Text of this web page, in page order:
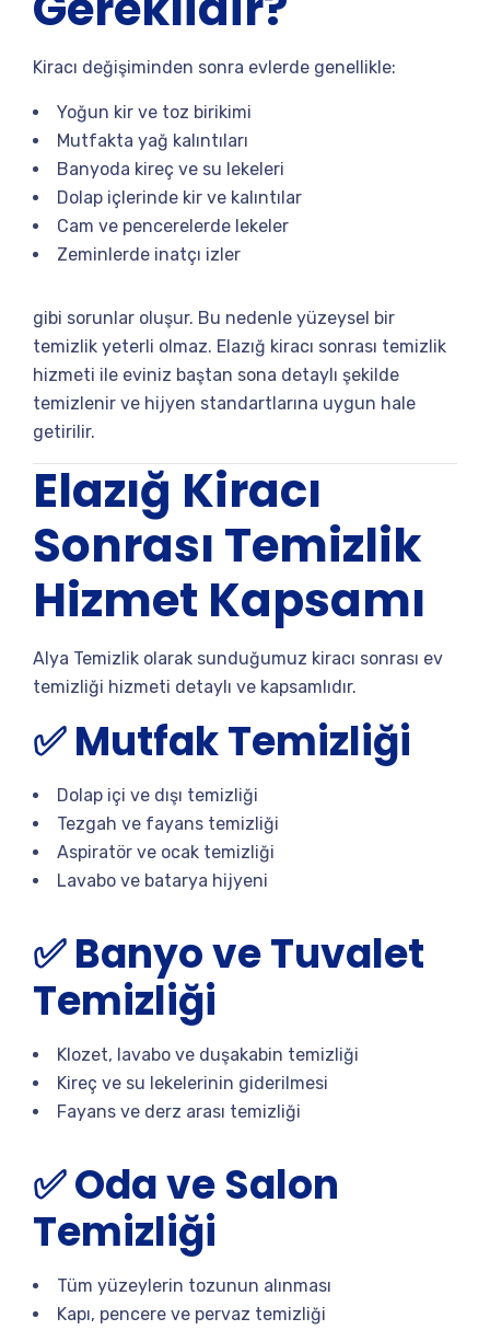
Kiracı değişiminden sonra evlerde genellikle:
Yoğun kir ve toz birikimi
Mutfakta yağ kalıntıları
Banyoda kireç ve su lekeleri
Dolap içlerinde kir ve kalıntılar
Cam ve pencerelerde lekeler
Zeminlerde inatçı izler
gibi sorunlar oluşur. Bu nedenle yüzeysel bir
temizlik yeterli olmaz. Elazığ kiracı sonrası temizlik
hizmeti ile eviniz baştan sona detaylı şekilde
temizlenir ve hijyen standartlarına uygun hale
getirilir.
Elazığ Kiracı
Sonrası Temizlik
Hizmet Kapsamı
Alya Temizlik olarak sunduğumuz kiracı sonrası ev
temizliği hizmeti detaylı ve kapsamlıdır.
✅ Mutfak Temizliği
Dolap içi ve dışı temizliği
Tezgah ve fayans temizliği
Aspiratör ve ocak temizliği
Lavabo ve batarya hijyeni
✅ Banyo ve Tuvalet
Temizliği
Klozet, lavabo ve duşakabin temizliği
Kireç ve su lekelerinin giderilmesi
Fayans ve derz arası temizliği
✅ Oda ve Salon
Temizliği
Tüm yüzeylerin tozunun alınması
Kapı, pencere ve pervaz temizliği